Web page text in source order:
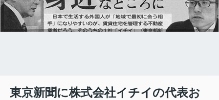
東京新聞に株式会社イチイの代表お